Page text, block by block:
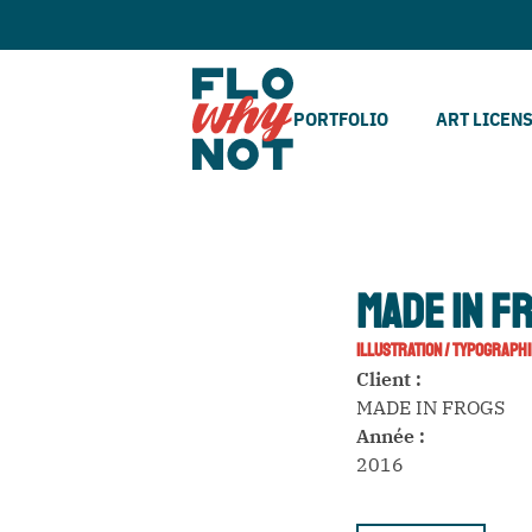
PORTFOLIO ART
MADE IN
ILLUSTRATION/
Client :
MADE IN FROGS
Année :
2016